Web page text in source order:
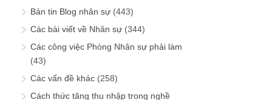
Bản tin Blog nhân sự (443)
Các bài viết về Nhân sự (344)
Các công việc Phòng Nhân sự phải làm
(43)
Các vấn đề khác (258)
Cách thức tăng thu nhập trong nghề